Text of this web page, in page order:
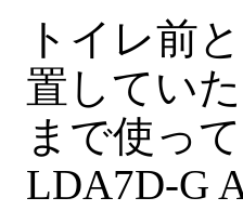
トイレ前
置してい
まで使っ
LDA7D-G